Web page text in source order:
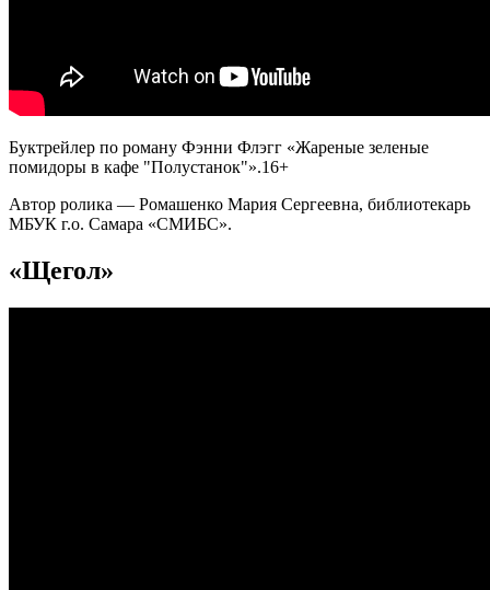
Буктрейлер по роману Фэнни Флэгг «Жареные зеленые
помидоры в кафе "Полустанок"».16+
Автор ролика — Ромашенко Мария Сергеевна, библиотекарь
МБУК г.о. Самара «СМИБС».
«Щегол»